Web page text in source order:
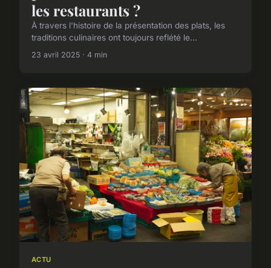
les restaurants ?
À travers l'histoire de la présentation des plats, les
traditions culinaires ont toujours reflété le...
23 avril 2025 · 4 min
ACTU